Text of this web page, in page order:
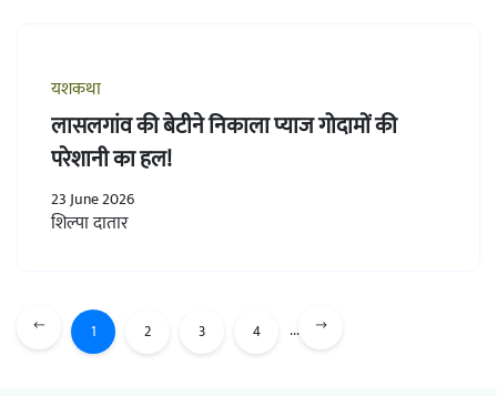
यशकथा
लासलगांव की बेटीने निकाला प्याज गोदामों की
परेशानी का हल!
23 June 2026
शिल्पा दातार
1 2 3 4 ...